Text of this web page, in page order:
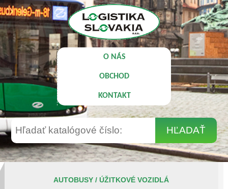
O NÁS
OBCHOD
KONTAKT
AUTOBUSY / ÚŽITKOVÉ VOZIDLÁ